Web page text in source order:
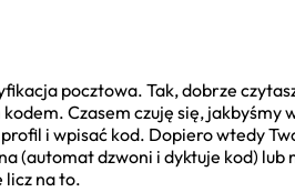
pocztowa. Tak, dobrze
Czasem czuję się,
i wpisać kod. Dopiero wtedy
(automat dzwoni i dyktuje kod) lub
na to.